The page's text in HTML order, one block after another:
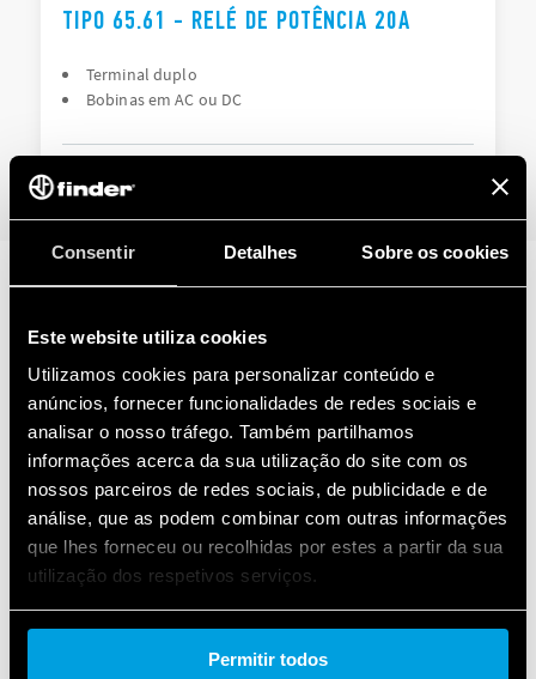
Consentir Detalhes Sobre os cookies
Este website utiliza cookies
Utilizamos cookies para personalizar conteúdo e
anúncios, fornecer funcionalidades de redes sociais e
analisar o nosso tráfego. Também partilhamos
informações acerca da sua utilização do site com os
nossos parceiros de redes sociais, de publicidade e de
análise, que as podem combinar com outras informações
que lhes forneceu ou recolhidas por estes a partir da sua
utilização dos respetivos serviços.
Cookie policy.
Permitir todos
TIPO 65.61 - RELÉ DE POTÊNCIA 20A
Terminal duplo
Bobinas em AC ou DC
DETAILS
SÉRIES RELACIONADAS
PRODUTOS